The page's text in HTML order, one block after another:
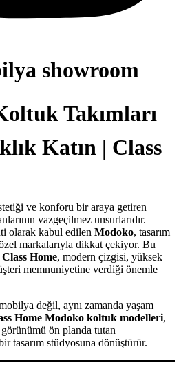
showroom
Takımları
Katın | Class
ve konforu bir araya getiren
vazgeçilmez unsurlarıdır.
olarak kabul edilen Modoko, tasarım
markalarıyla dikkat çekiyor. Bu
Class Home, modern çizgisi, yüksek
memnuniyetine verdiği önemle
değil, aynı zamanda yaşam
Home Modoko koltuk modelleri,
ön planda tutan
tasarım stüdyosuna dönüştürür.